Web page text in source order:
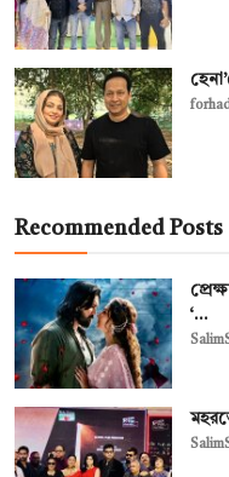
Recommended Posts
‘...